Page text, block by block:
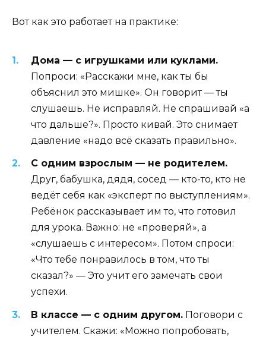
Вот как это работает на практике:
Дома — с игрушками или куклами.
Попроси: «Расскажи мне, как ты бы
объяснил это мишке». Он говорит — ты
слушаешь. Не исправляй. Не спрашивай «а
что дальше?». Просто кивай. Это снимает
давление «надо всё сказать правильно».
С одним взрослым — не родителем.
Друг, бабушка, дядя, сосед — кто-то, кто не
ведёт себя как «эксперт по выступлениям».
Ребёнок рассказывает им то, что готовил
для урока. Важно: не «проверяй», а
«слушаешь с интересом». Потом спроси:
«Что тебе понравилось в том, что ты
сказал?» — Это учит его замечать свои
успехи.
В классе — с одним другом. Поговори с
учителем. Скажи: «Можно попробовать,